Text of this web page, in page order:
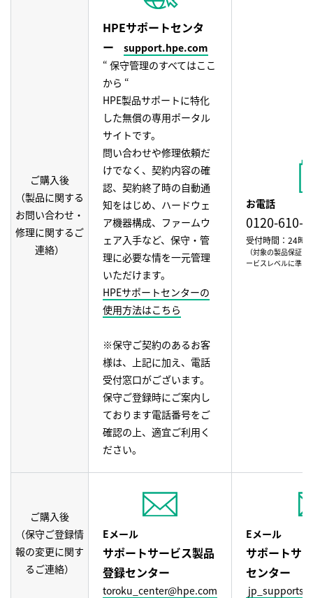
ご購入後
（製品に関する
お問い合わせ・
修理に関するご
連絡）
HPEサポートセンタ
ー
support.hpe.com
“ 保守管理のすべてはここ
から “
HPE製品サポートに特化
した無償の専用ポータル
サイトです。
問い合わせや修理依頼だ
けでなく、契約内容の確
認、契約終了時の自動通
知をはじめ、ハードウェ
ア機器構成、ファームウ
ェア入手など、保守・管
理に必要な情を一元管理
いただけます。
HPEサポートセンターの
使用方法はこちら
※保守ご契約のあるお客
様は、上記に加え、電話
受付窓口がございます。
保守ご登録時にご案内し
ております電話番号をご
確認の上、適宜ご利用く
ださい。
お電話
0120-610-
受付時間：24時
（対象の製品保証
ービスレベルに準じ
ご購入後
（保守ご登録情
報の変更に関す
るご連絡）
Eメール
サポートサービス製品
登録センター
toroku_center@hpe.com
Eメール
サポートサ
センター